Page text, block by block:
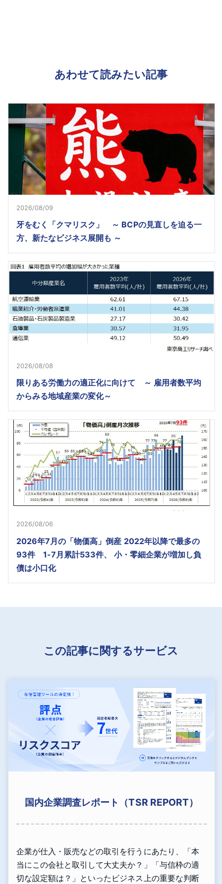
あわせて読みたい記事
2026/08/09
牙をむく「クマリスク」 ～ BCPの見直しを迫る一
方、新たなビジネス展開も ～
2026/08/08
限りある労働力の適正化に向けて ～ 雇用者数平均
からみる地域産業の変化～
2026/08/06
2026年7月の「物価高」倒産 2022年以降で最多の
93件 1-7月累計533件、 小・零細企業が増加し負
債は小口化
この記事に関するサービス
国内企業調査レポート（TSR REPORT）
企業が仕入・販売などの取引を行うにあたり、「本
当にこの会社と取引して大丈夫か？」「与信枠の適
切な設定額は？」といったビジネス上の重要な判断